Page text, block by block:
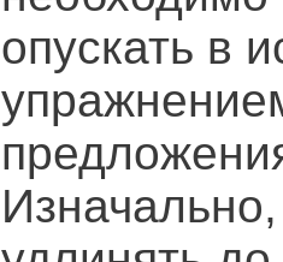
опускать в